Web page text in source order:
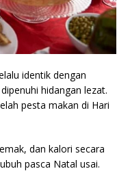
identik dengan
hidangan lezat.
pesta makan di Hari
dan kalori secara
pasca Natal usai.